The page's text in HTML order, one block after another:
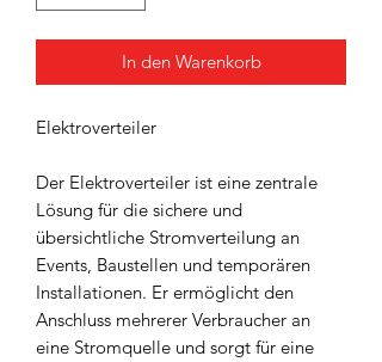
In den Warenkorb
Elektroverteiler
Der Elektroverteiler ist eine zentrale
Lösung für die sichere und
übersichtliche Stromverteilung an
Events, Baustellen und temporären
Installationen. Er ermöglicht den
Anschluss mehrerer Verbraucher an
eine Stromquelle und sorgt für eine